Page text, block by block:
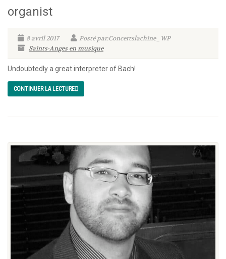
organist
8 avril 2017
Posté par:Concertslachine_WP
Saints-Anges en musique
Undoubtedly a great interpreter of Bach!
CONTINUER LA LECTURE